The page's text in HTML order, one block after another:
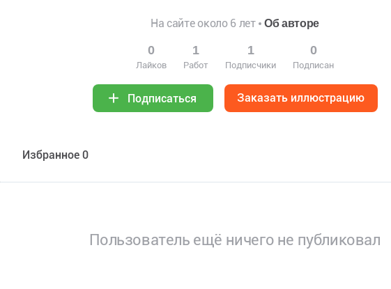
На сайте около 6 лет Об авторе
0
Лайков
1
Работ
1
Подписчики
0
Подписан
Подписаться Заказать иллюстрацию
Избранное 0
Пользователь ещё ничего не публиковал